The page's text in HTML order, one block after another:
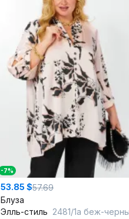
-7%
53.85 $57.69
Блуза
Элль-стиль 2481/1а беж-